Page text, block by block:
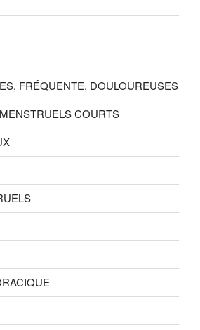
FRÉQUENTE, DOULOUREUSES
COURTS